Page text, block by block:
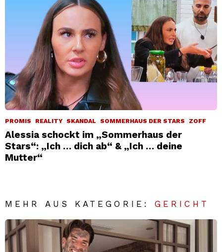
PROMIS REALITY SKANDAL SOMMERHAUS DER STARS ZOFF
Alessia schockt im „Sommerhaus der
Stars“: „Ich … dich ab“ & „Ich … deine
Mutter“
MEHR AUS KATEGORIE:GERICHT